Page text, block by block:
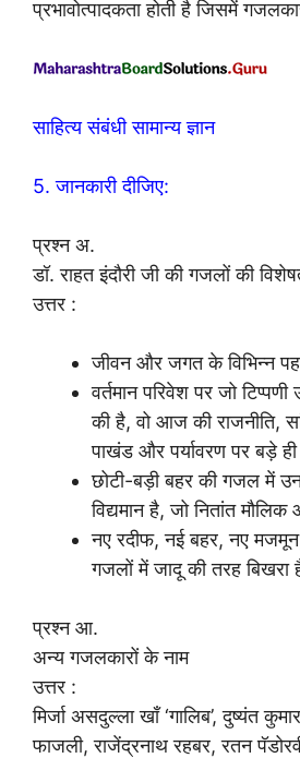
प्रभावोत्पादकता होती है जिसमें
साहित्य संबंधी सामान्य ज्ञान
5. जानकारी दीजिए:
प्रश्न अ.
डॉ. राहत इंदौरी जी की गजलों की
उत्तर :
जीवन और जगत के विभिन्न
वर्तमान परिवेश पर जो
की है, वो आज की राजनीति,
पाखंड और पर्यावरण पर बड़े ही
छोटी-बड़ी बहर की गजल में
विद्यमान है, जो नितांत मौलिक
नए रदीफ, नई बहर, नए
गजलों में जादू की तरह बिखरा
प्रश्न आ.
अन्य गजलकारों के नाम
उत्तर :
मिर्जा असदुल्ला खाँ ‘गालिब’, दुष्यंत
फाजली, राजेंद्रनाथ रहबर, रतन